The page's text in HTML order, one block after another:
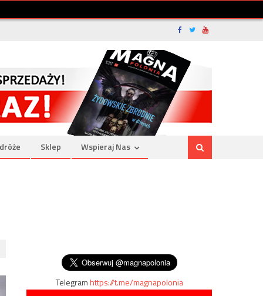
Sklep Wspieraj Nas
Telegramhttps://t.me/magnapolonia